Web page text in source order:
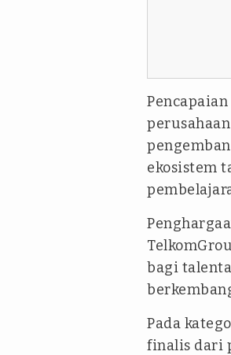
ekosistem
bagi
Pada
finalis dari